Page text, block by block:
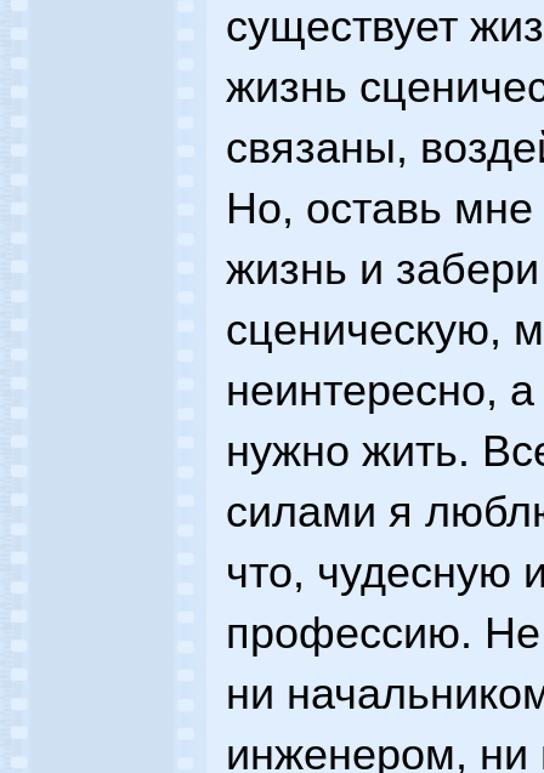
существует
жизнь
связаны,
Но, оставь мне
жизнь и
сценическую,
неинтересно,
нужно жить.
силами я
что, чудесную
профессию. Не
ни
инженером, ни